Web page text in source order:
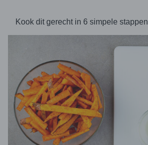
Kook dit gerecht in 6 simpele stappen